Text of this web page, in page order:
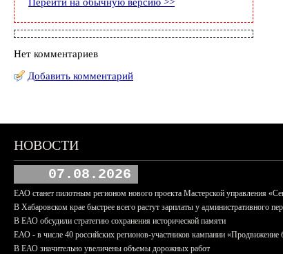
Нет комментариев
Добавить комментарий
НОВОСТИ
07.08.2026
ЕАО станет пилотным регионом нового проекта Мастерской управления
В Хабаровском крае быстрее всего растут зарплаты у административного
В ЕАО обсудили стратегию сохранения исторической памяти
ЕАО - в числе 40 российских регионов-участников кампании «Продвижение
В ЕАО значительно увеличены объемы дорожных работ